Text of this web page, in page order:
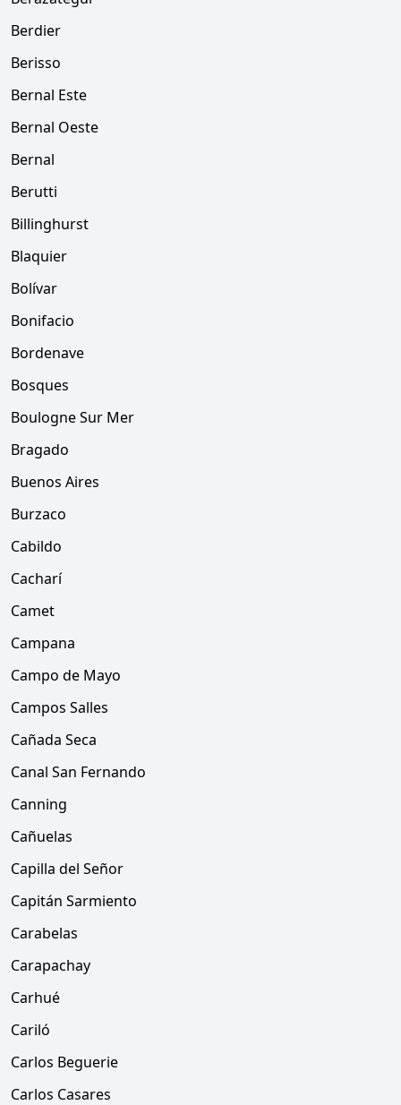
Berdier
Berisso
Bernal Este
Bernal Oeste
Bernal
Berutti
Billinghurst
Blaquier
Bolívar
Bonifacio
Bordenave
Bosques
Boulogne Sur Mer
Bragado
Buenos Aires
Burzaco
Cabildo
Cacharí
Camet
Campana
Campo de Mayo
Campos Salles
Cañada Seca
Canal San Fernando
Canning
Cañuelas
Capilla del Señor
Capitán Sarmiento
Carabelas
Carapachay
Carhué
Cariló
Carlos Beguerie
Carlos Casares